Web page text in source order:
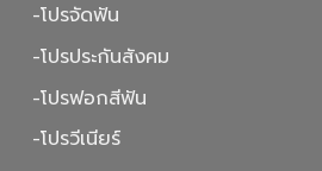
-โปรจัดฟัน
-โปรประกันสังคม
-โปรฟอกสีฟัน
-โปรวีเนียร์